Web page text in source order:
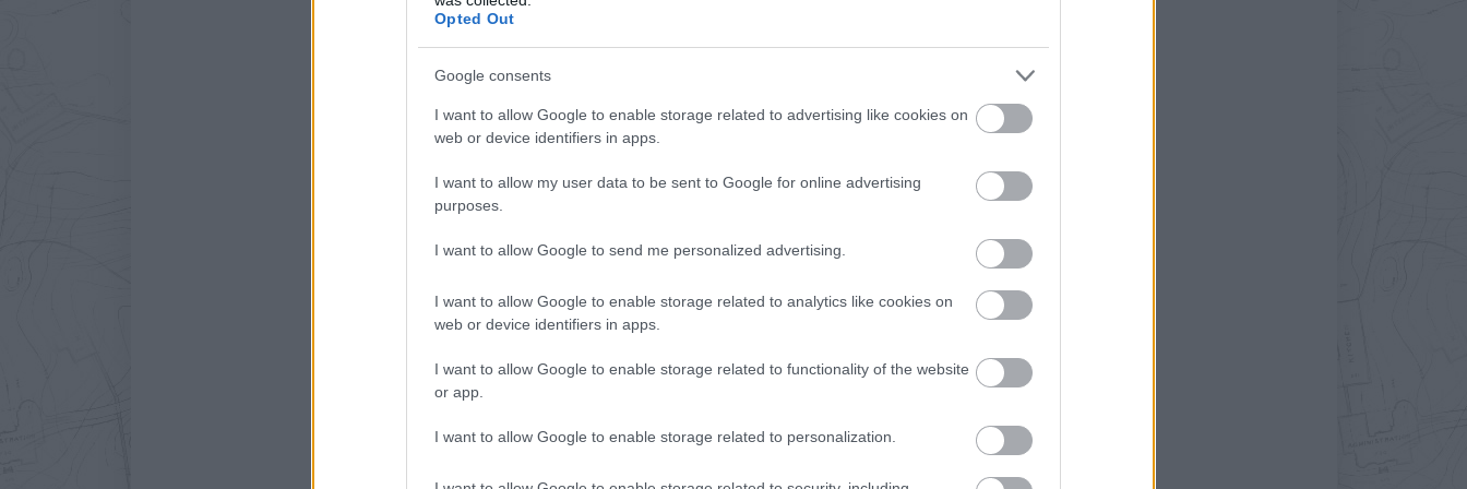
Opted Out
Google consents
I want to allow Google to enable storage related to advertising like cookies on
web or device identifiers in apps.
I want to allow my user data to be sent to Google for online advertising
purposes.
I want to allow Google to send me personalized advertising.
I want to allow Google to enable storage related to analytics like cookies on
web or device identifiers in apps.
I want to allow Google to enable storage related to functionality of the website
or app.
I want to allow Google to enable storage related to personalization.
Ez Európa egyik legnagyobb környezetvédelmi projektje
Amager Épített környezet BIG Battersea
2017. DECEMBER 23. SZOMBAT komment
„Hogy telt a karácsony? Köszönöm, megúsztam.” Valószínűleg valami hasonló beszélgetés zajlik le az
karácsonyt, hanem jelmezt és fürdőruhát öltenek és becsobbannak az alig pár fokos vízbe.
tovább »
Tetszik 0